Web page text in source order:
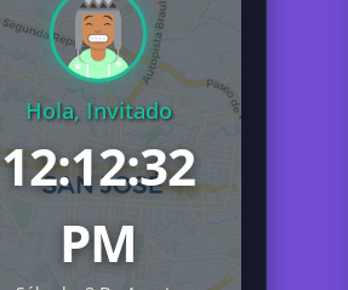
Hola, Invitado
12:12:33
PM